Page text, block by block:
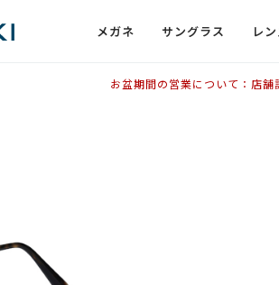
メガネ サングラス レ
お盆期間の営業について：店